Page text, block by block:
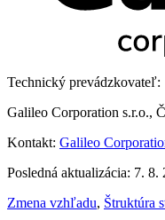
Technický prevádzkovateľ:
Galileo Corporation s.r.o.,
Kontakt: Galileo
Posledná aktualizácia: 7. 8.
Zmena vzhľadu, Štruktúra